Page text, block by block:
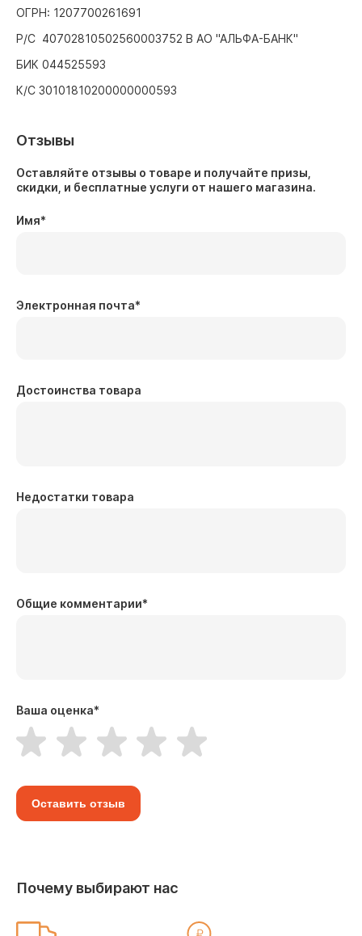
ОГРН: 1207700261691
Р/С 40702810502560003752 В АО "АЛЬФА-БАНК"
БИК 044525593
К/С 30101810200000000593
Отзывы
Оставляйте отзывы о товаре и получайте призы,
скидки, и бесплатные услуги от нашего магазина.
Имя*
Электронная почта*
Достоинства товара
Недостатки товара
Общие комментарии*
Ваша оценка*
Оставить отзыв
Почему выбирают нас